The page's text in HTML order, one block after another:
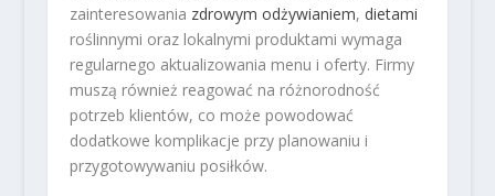
zainteresowania zdrowym odżywianiem, dietami
roślinnymi oraz lokalnymi produktami wymaga
regularnego aktualizowania menu i oferty. Firmy
muszą również reagować na różnorodność
potrzeb klientów, co może powodować
dodatkowe komplikacje przy planowaniu i
przygotowywaniu posiłków.